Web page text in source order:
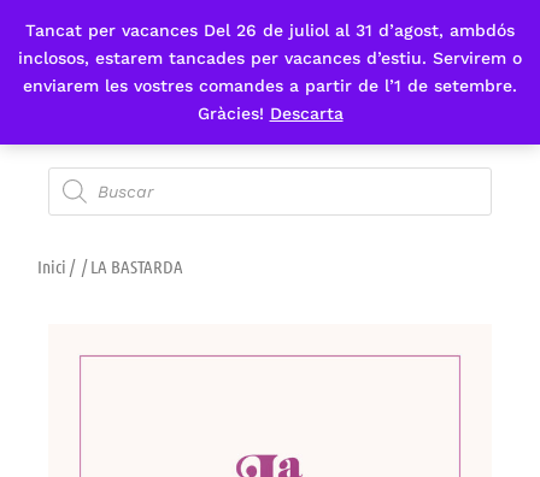
Tancat per vacances Del 26 de juliol al 31 d’agost, ambdós
inclosos, estarem tancades per vacances d’estiu. Servirem o
enviarem les vostres comandes a partir de l’1 de setembre.
Gràcies! Descarta
Fes-te'n sòcia
Inici / / LA BASTARDA